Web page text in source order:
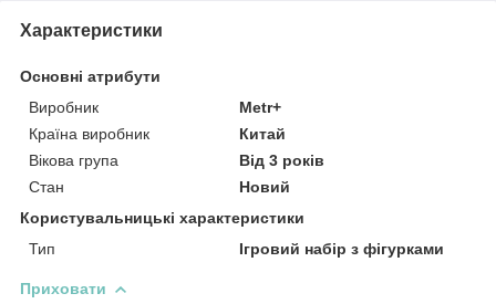
Характеристики
Основні атрибути
Виробник
Metr+
Країна виробник
Китай
Вікова група
Від 3 років
Стан
Новий
Користувальницькі характеристики
Тип
Ігровий набір з фігурками
Приховати